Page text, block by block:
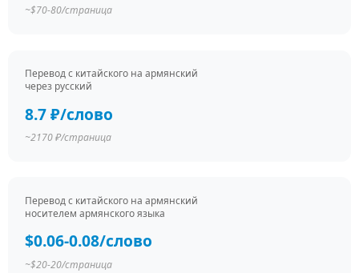
~$70-80/страница
Перевод c китайского на армянский
через русский
8.7 ₽/слово
~2170 ₽/страница
Перевод c китайского на армянский
носителем армянского языка
$0.06-0.08/слово
~$20-20/страница